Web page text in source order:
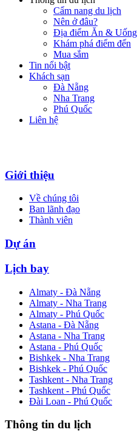
Cẩm nang du lịch
Nên ở đâu?
Địa điểm Ăn & Uống
Khám phá điểm đến
Mua sắm
Tin nổi bật
Khách sạn
Đà Nẵng
Nha Trang
Phú Quốc
Liên hệ
Giới thiệu
Về chúng tôi
Ban lãnh đạo
Thành viên
Dự án
Lịch bay
Almaty - Đà Nẵng
Almaty - Nha Trang
Almaty - Phú Quốc
Astana - Đà Nẵng
Astana - Nha Trang
Astana - Phú Quốc
Bishkek - Nha Trang
Bishkek - Phú Quốc
Tashkent - Nha Trang
Tashkent - Phú Quốc
Đài Loan - Phú Quốc
Thông tin du lịch